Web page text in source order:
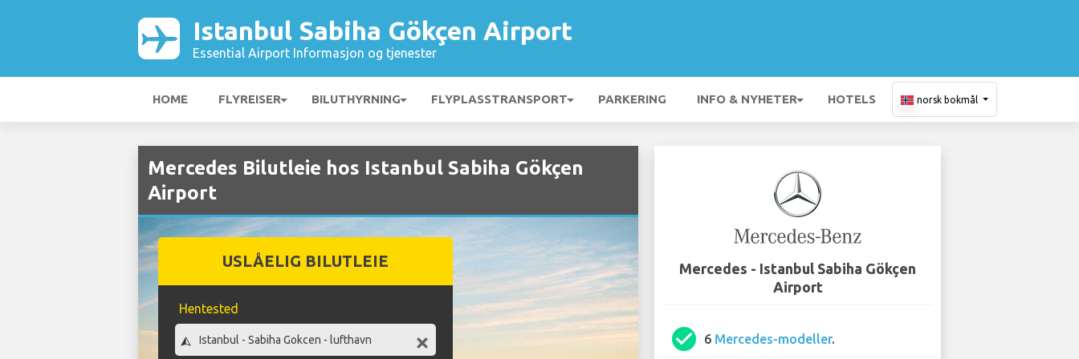
Istanbul Sabiha Gökçen Airport
Essential Airport Informasjon og tjenester
HOME FLYREISER BILUTHYRNING FLYPLASSTRANSPORT PARKERING INFO & NYHETER HOTELS norsk bokmål
Mercedes Bilutleie hos Istanbul Sabiha Gökçen
Airport
USLÅELIG BILUTLEIE
Hentested
Mercedes - Istanbul Sabiha Gökçen
Airport
check_circle 6 Mercedes-modeller.